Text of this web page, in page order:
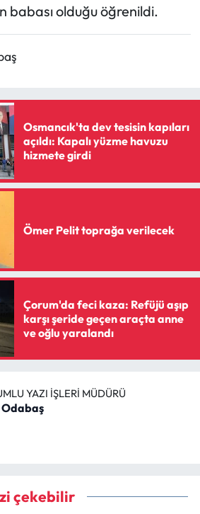
babası olduğu öğrenildi.
Osmancık'ta dev tesisin kapıları
açıldı: Kapalı yüzme havuzu
hizmete girdi
Ömer Pelit toprağa verilecek
Çorum'da feci kaza: Refüjü aşıp
karşı şeride geçen araçta anne
ve oğlu yaralandı
YAZI İŞLERI MÜDÜRÜ
Odabaş
çekebilir